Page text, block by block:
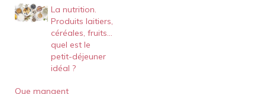
La nutrition.
Produits laitiers,
céréales, fruits…
quel est le
petit-déjeuner
idéal ?
Que mangent